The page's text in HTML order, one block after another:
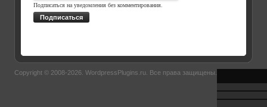
Подписаться на уведомления без комментирования.
Подписаться
Copyright © 2008-2026. WordpressPlugins.ru . Все права защищены.